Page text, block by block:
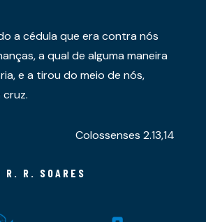
a cédula que era contra nós
a qual de alguma maneira
e a tirou do meio de nós,
Colossenses 2.13,14
R. R. SOARES